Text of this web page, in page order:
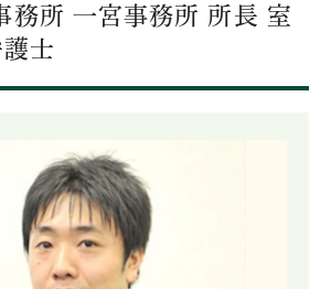
務所 一宮事務所 所長 室
士